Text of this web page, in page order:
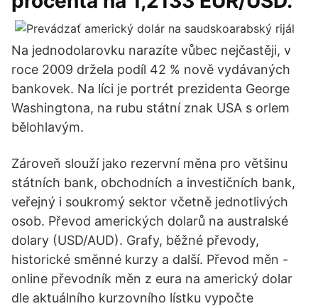
Na jednodolarovku narazíte vůbec nejčastěji, v
roce 2009 držela podíl 42 % nově vydávaných
bankovek. Na líci je portrét prezidenta George
Washingtona, na rubu státní znak USA s orlem
bělohlavým.
Zároveň slouží jako rezervní měna pro většinu
státních bank, obchodních a investičních bank,
veřejný i soukromý sektor včetně jednotlivých
osob. Převod amerických dolarů na australské
dolary (USD/AUD). Grafy, běžné převody,
historické směnné kurzy a další. Převod měn -
online převodník měn z eura na americký dolar
dle aktuálního kurzovního lístku vypočte